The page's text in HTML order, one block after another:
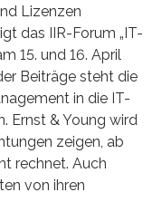
Lizenzen
das IIR-Forum „IT-
15. und 16. April
Beiträge steht die
in die IT-
Ernst & Young wird
zeigen, ab
rechnet. Auch
von ihren